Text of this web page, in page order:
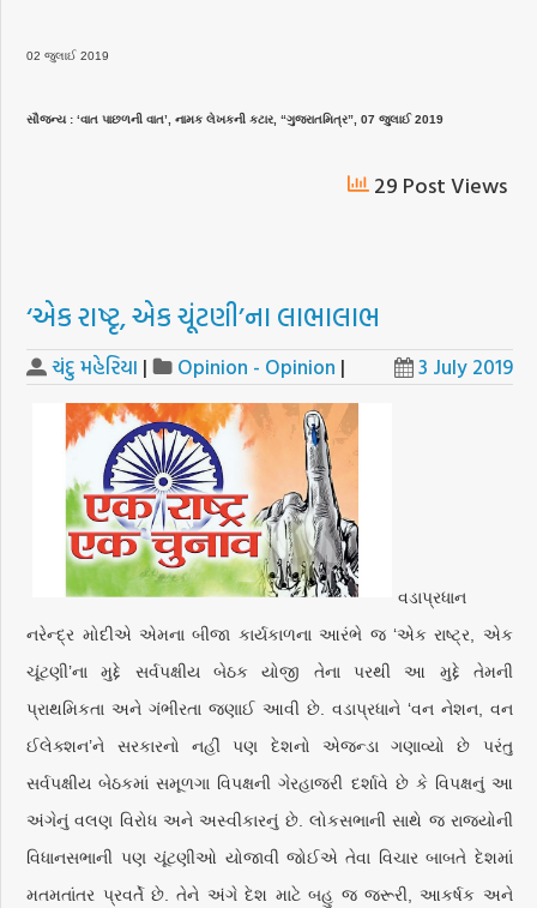
02 જુલાઈ 2019
સૌજન્ય : ‘વાત પાછળની વાત’, નામક લેખકની કટાર, “ગુજરાતમિત્ર”, 07 જુલાઈ 2019
29 Post Views
‘એક રાષ્ટૃ, એક ચૂંટણી’ના લાભાલાભ
ચંદુ મહેરિયા | Opinion - Opinion | 3 July 2019
વડાપ્રધાન
નરેન્દ્ર મોદીએ એમના બીજા કાર્યકાળના આરંભે જ ‘એક રાષ્ટ્ર, એક
ચૂંટણી’ના મુદ્દે સર્વપક્ષીય બેઠક યોજી તેના પરથી આ મુદ્દે તેમની
પ્રાથમિકતા અને ગંભીરતા જણાઈ આવી છે. વડાપ્રધાને ‘વન નેશન, વન
ઈલેક્શન’ને સરકારનો નહીં પણ દેશનો એજન્ડા ગણાવ્યો છે પરંતુ
સર્વપક્ષીય બેઠકમાં સમૂળગા વિપક્ષની ગેરહાજરી દર્શાવે છે કે વિપક્ષનું આ
અંગેનું વલણ વિરોધ અને અસ્વીકારનું છે. લોકસભાની સાથે જ રાજ્યોની
વિધાનસભાની પણ ચૂંટણીઓ યોજાવી જોઈએ તેવા વિચાર બાબતે દેશમાં
મતમતાંતર પ્રવર્તે છે. તેને અંગે દેશ માટે બહુ જ જરૂરી, આકર્ષક અને